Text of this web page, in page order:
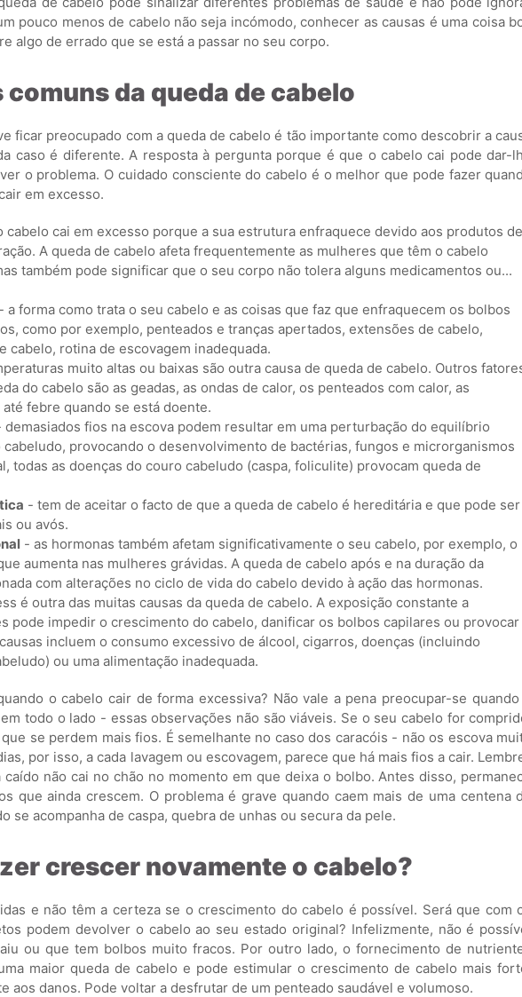
pouco menos de cabelo não seja incómodo, conhecer as causas é uma coisa
algo de errado que se está a passar no seu corpo.
comuns da queda de cabelo
ficar preocupado com a queda de cabelo é tão importante como descobrir a
caso é diferente. A resposta à pergunta porque é que o cabelo cai pode dar-
o problema. O cuidado consciente do cabelo é o melhor que pode fazer
em excesso.
cai em excesso porque a sua estrutura enfraquece devido aos produtos de
A queda de cabelo afeta frequentemente as mulheres que têm o cabelo
também pode significar que o seu corpo não tolera alguns medicamentos ou...
a forma como trata o seu cabelo e as coisas que faz que enfraquecem os bolbos
como por exemplo, penteados e tranças apertados, extensões de cabelo,
cabelo, rotina de escovagem inadequada.
muito altas ou baixas são outra causa de queda de cabelo. Outros
do cabelo são as geadas, as ondas de calor, os penteados com calor, as
febre quando se está doente.
fios na escova podem resultar em uma perturbação do equilíbrio
provocando o desenvolvimento de bactérias, fungos e microrganismos
todas as doenças do couro cabeludo (caspa, foliculite) provocam queda de
- tem de aceitar o facto de que a queda de cabelo é hereditária e que pode ser
ou avós.
- as hormonas também afetam significativamente o seu cabelo, por exemplo, o
aumenta nas mulheres grávidas. A queda de cabelo após e na duração da
com alterações no ciclo de vida do cabelo devido à ação das hormonas.
é outra das muitas causas da queda de cabelo. A exposição constante a
pode impedir o crescimento do cabelo, danificar os bolbos capilares ou provocar
incluem o consumo excessivo de álcool, cigarros, doenças (incluindo
ou uma alimentação inadequada.
o cabelo cair de forma excessiva? Não vale a pena preocupar-se quando
todo o lado - essas observações não são viáveis. Se o seu cabelo for
se perdem mais fios. É semelhante no caso dos caracóis - não os escova
por isso, a cada lavagem ou escovagem, parece que há mais fios a cair.
não cai no chão no momento em que deixa o bolbo. Antes disso,
que ainda crescem. O problema é grave quando caem mais de uma centena
se acompanha de caspa, quebra de unhas ou secura da pele.
crescer novamente o cabelo?
e não têm a certeza se o crescimento do cabelo é possível. Será que com
podem devolver o cabelo ao seu estado original? Infelizmente, não é
ou que tem bolbos muito fracos. Por outro lado, o fornecimento de
maior queda de cabelo e pode estimular o crescimento de cabelo mais
aos danos. Pode voltar a desfrutar de um penteado saudável e volumoso.